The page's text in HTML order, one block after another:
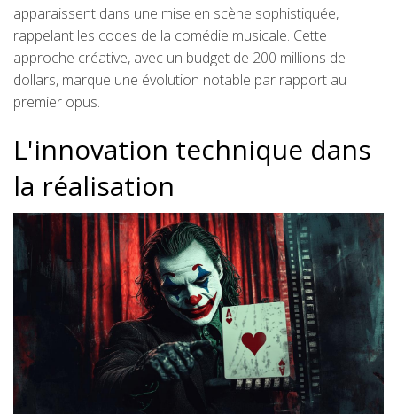
apparaissent dans une mise en scène sophistiquée,
rappelant les codes de la comédie musicale. Cette
approche créative, avec un budget de 200 millions de
dollars, marque une évolution notable par rapport au
premier opus.
L'innovation technique dans
la réalisation